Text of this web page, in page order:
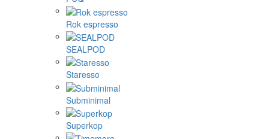
Rok espresso
SEALPOD
Staresso
Subminimal
Superkop